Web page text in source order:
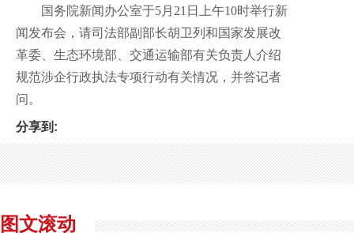
国务院新闻办公室于5月21日上午10时举行新
闻发布会，请司法部副部长胡卫列和国家发展改
革委、生态环境部、交通运输部有关负责人介绍
规范涉企行政执法专项行动有关情况，并答记者
问。
分享到:
图文滚动